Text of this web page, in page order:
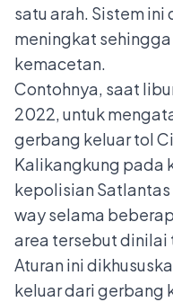
satu arah. Sistem
meningkat
kemacetan.
Contohnya, saat
2022, untuk
gerbang keluar tol
Kalikangkung pada
kepolisian
way selama
area tersebut dinilai
Aturan ini
keluar dari gerbang